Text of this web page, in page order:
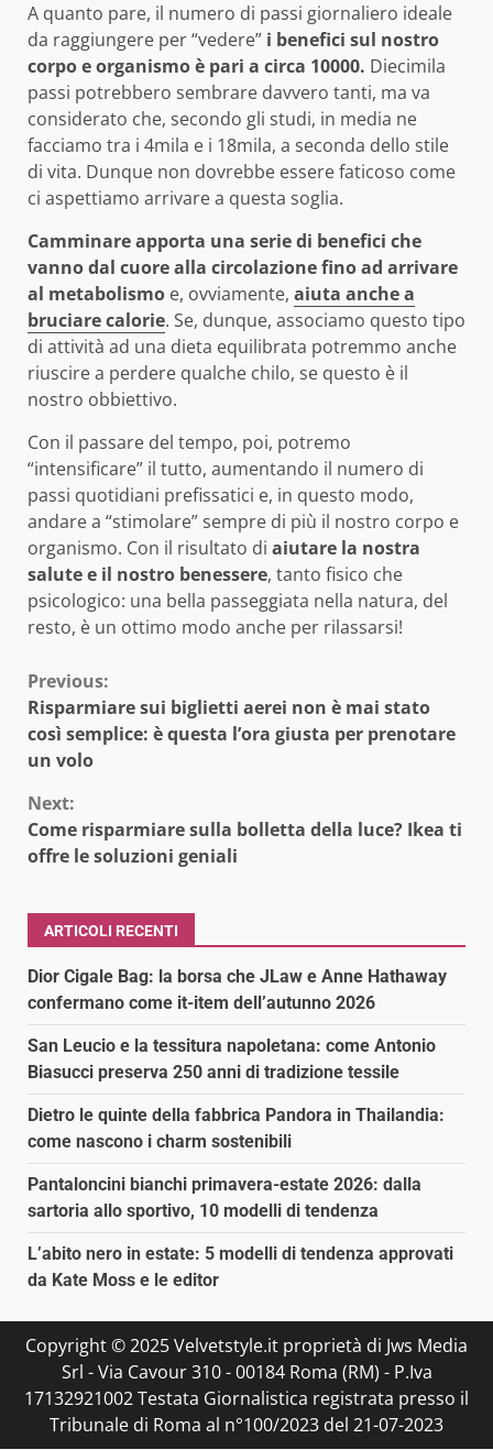
A quanto pare, il numero di passi giornaliero ideale
da raggiungere per “vedere” i benefici sul nostro
corpo e organismo è pari a circa 10000. Diecimila
passi potrebbero sembrare davvero tanti, ma va
considerato che, secondo gli studi, in media ne
facciamo tra i 4mila e i 18mila, a seconda dello stile
di vita. Dunque non dovrebbe essere faticoso come
ci aspettiamo arrivare a questa soglia.
Camminare apporta una serie di benefici che
vanno dal cuore alla circolazione fino ad arrivare
al metabolismo e, ovviamente, aiuta anche a
bruciare calorie. Se, dunque, associamo questo tipo
di attività ad una dieta equilibrata potremmo anche
riuscire a perdere qualche chilo, se questo è il
nostro obbiettivo.
Con il passare del tempo, poi, potremo
“intensificare” il tutto, aumentando il numero di
passi quotidiani prefissatici e, in questo modo,
andare a “stimolare” sempre di più il nostro corpo e
organismo. Con il risultato di aiutare la nostra
salute e il nostro benessere, tanto fisico che
psicologico: una bella passeggiata nella natura, del
resto, è un ottimo modo anche per rilassarsi!
Continue
Reading
Previous:
Risparmiare sui biglietti aerei non è mai stato
così semplice: è questa l’ora giusta per prenotare
un volo
Next:
Come risparmiare sulla bolletta della luce? Ikea ti
offre le soluzioni geniali
ARTICOLI RECENTI
Dior Cigale Bag: la borsa che JLaw e Anne Hathaway
confermano come it-item dell’autunno 2026
San Leucio e la tessitura napoletana: come Antonio
Biasucci preserva 250 anni di tradizione tessile
Dietro le quinte della fabbrica Pandora in Thailandia:
come nascono i charm sostenibili
Pantaloncini bianchi primavera-estate 2026: dalla
sartoria allo sportivo, 10 modelli di tendenza
L’abito nero in estate: 5 modelli di tendenza approvati
da Kate Moss e le editor
Copyright © 2025 Velvetstyle.it proprietà di Jws Media
Srl - Via Cavour 310 - 00184 Roma (RM) - P.Iva
17132921002 Testata Giornalistica registrata presso il
Tribunale di Roma al n°100/2023 del 21-07-2023